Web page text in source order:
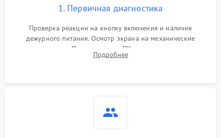
1. Первичная диагностика
Проверка реакции на кнопку включения и наличия
дежурного питания. Осмотр экрана на механические
повреждения. Подключение к ПК для оценки вывода
изображения, работы подсветки и выявления артефактов на
Подробнее